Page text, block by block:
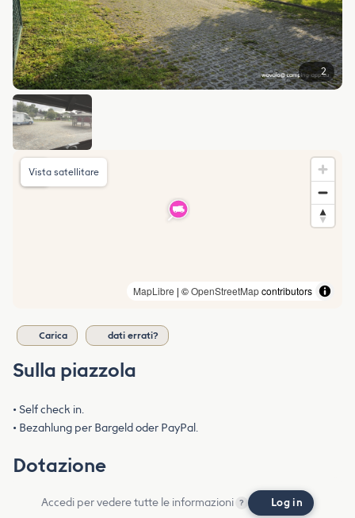
2
MapLibre | ©OpenStreetMapcontributors
Vista satellitare
Carica dati errati?
Sulla piazzola
• Self check in.
• Bezahlung per Bargeld oder PayPal.
Dotazione
Accedi per vedere tutte le informazioni ? Log in